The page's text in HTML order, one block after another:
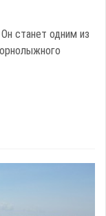
станет одним из